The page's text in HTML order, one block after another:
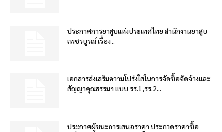
ประกาศการยาสูบแห่งประเทศไทย สำนักงานยาสูบ
เพชรบูรณ์ เรื่อง...
เอกสารส่งเสริมความโปร่งใสในการจัดซื้อจัดจ้างและ
สัญญาคุณธรรมฯ แบบ รร.1,รร.2...
ประกาศผู้ชนะการเสนอราคา ประกวดราคาซื้อ